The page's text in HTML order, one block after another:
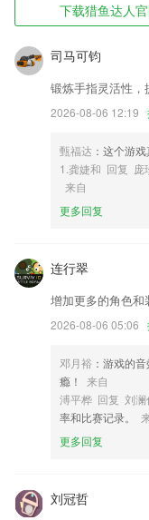
猎鱼达人官网下
1,使用上全程一键操作，
2,多种多样的营销功能提
3,大提高了专升本英语科
5,传统国学与互联网碰
6,各类查询服务一键快捷
猎鱼达人官网下载
2.同时配备有经验丰富的
尽量避免学生落伍。
3.在这里老师可以随时
公操作也会更加的简洁
可以让老师随时在线更
4.【新闻快讯】:查看最
5.在这里没有任何的广
6.教材内容同步点读，官
优化ui内容，提升用户体验
下载猎鱼达人
司马可钧
锻炼手指灵活性
2026-08-06 12:19
甄福达 ：这个游
1.龚婕和 回复 庞
来自
更多回复
连行翠
增加更多的角色
2026-08-06 05:06
邓月裕 ：游戏的
瘾！
来自
溥平桦 回复 刘澜
率和比赛记录。
更多回复
刘冠哲